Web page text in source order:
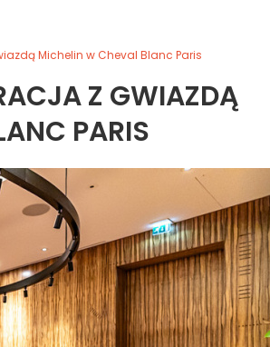
Michelin w Cheval Blanc Paris
Z GWIAZDĄ
PARIS